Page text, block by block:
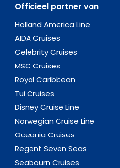
Officieel partner van
Holland America Line
AIDA Cruises
Celebrity Cruises
MSC Cruises
Royal Caribbean
Tui Cruises
Disney Cruise Line
Norwegian Cruise Line
Oceania Cruises
Regent Seven Seas
Seabourn Cruises